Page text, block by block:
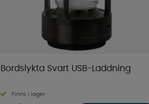
Bordslykta Svart USB-Laddning
Finns i lager